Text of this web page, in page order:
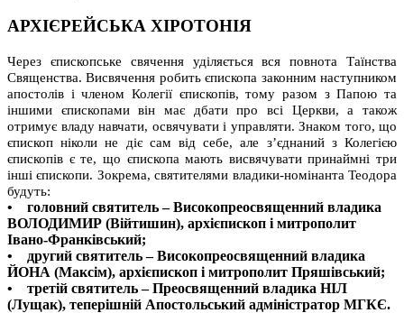
АРХІЄРЕЙСЬКА ХІРОТОНІЯ
Через єпископське свячення уділяється вся повнота Таїнства
Священства. Висвячення робить єпископа законним наступником
апостолів і членом Колегії єпископів, тому разом з Папою та
іншими єпископами він має дбати про всі Церкви, а також
отримує владу навчати, освячувати і управляти. Знаком того, що
єпископ ніколи не діє сам від себе, але з’єднаний з Колегією
єпископів є те, що єпископа мають висвячувати принаймні три
інші єпископи. Зокрема, святителями владики-номінанта Теодора
будуть:
• головний святитель – Високопреосвященний владика
ВОЛОДИМИР (Війтишин), архієпископ і митрополит
Івано-Франківський;
• другий святитель – Високопреосвященний владика
ЙОНА (Максім), архієпископ і митрополит Пряшівський;
• третій святитель – Преосвященний владика НІЛ
(Лущак), теперішній Апостольський адміністратор МГКЄ.